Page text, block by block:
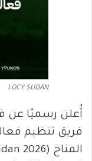
LOCY SUDAN
أُعلن رسميًا عن
فريق تنظيم